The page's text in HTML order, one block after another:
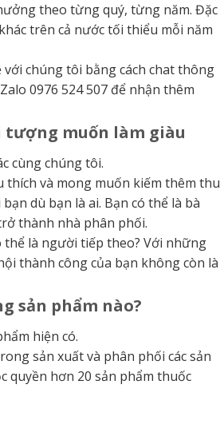
theo từng quý, từng năm. Đặc
trên cả nước tối thiểu mỗi năm
với chúng tôi bằng cách chat thông
0976 524 507 để nhận thêm
tượng muốn làm giàu
cùng chúng tôi.
thích và mong muốn kiếm thêm thu
dù bạn là ai. Bạn có thể là bà
thành nhà phân phối.
là người tiếp theo? Với những
thành công của bạn không còn là
sản phẩm nào?
hiện có.
sản xuất và phân phối các sản
quyền hơn 20 sản phẩm thuốc